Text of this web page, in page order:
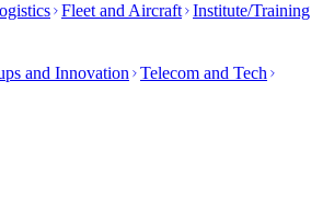
Fleet and Aircraft Institute/Training
and Innovation Telecom and Tech